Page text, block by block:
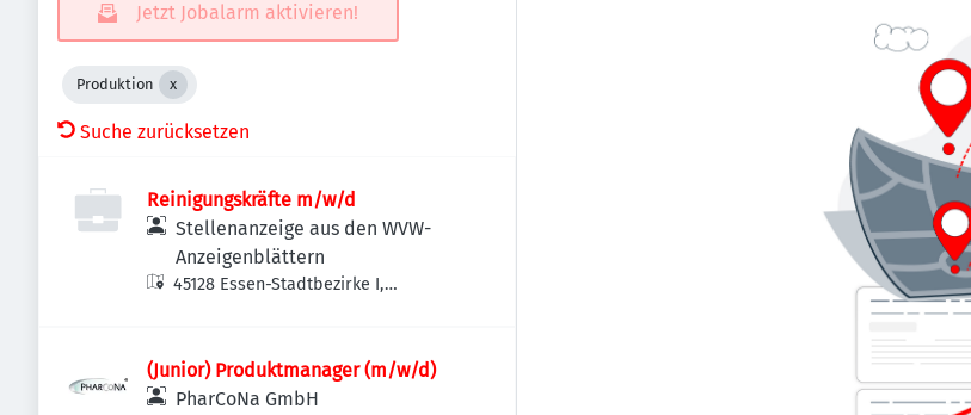
Jetzt Jobalarm aktivieren!
Produktion
Suche zurücksetzen
Reinigungskräfte m/w/d
Stellenanzeige aus den WVW-
Anzeigenblättern
45128 Essen-Stadtbezirke I,
(Junior) Produktmanager (m/w/d)
PharCoNa GmbH